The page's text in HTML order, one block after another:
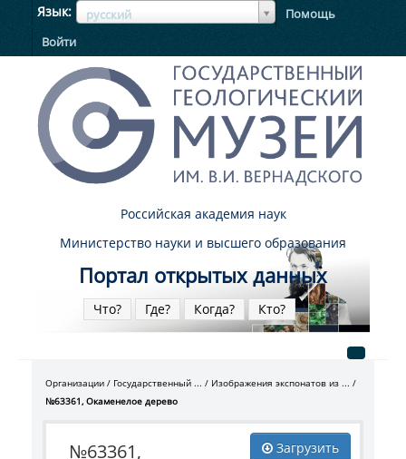
Язык русский
ЯзыкЯзык
Помощь
Войти
Российская академия наук
Министерство науки и высшего образования
Портал открытых данных
Что? Где? Когда? Кто?
Организации Государственный ...
Изображения экспонатов из ...
№63361, Окаменелое дерево
Загрузить
№63361,